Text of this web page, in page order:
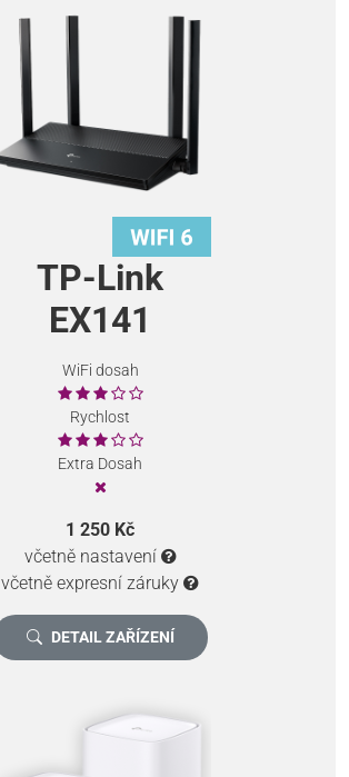
TP-Link
EX141
WiFi dosah
Rychlost
Extra Dosah
1 250 Kč
včetně nastavení
včetně expresní záruky
DETAIL ZAŘÍZENÍ